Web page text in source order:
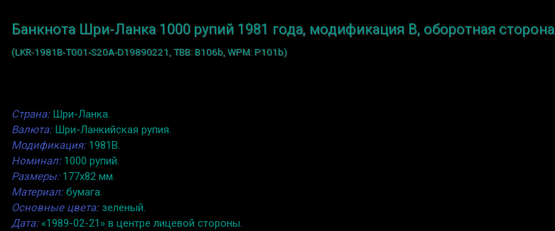
Банкнота Шри-Ланка 1000 рупий 1981 года, модификация B, оборотная сторона
(LKR-1981B-T001-S20A-D19890221, TBB: B106b, WPM: P101b)
Страна:Шри-Ланка.
Валюта:Шри-Ланкийская рупия.
Модификация:1981B.
Номинал:1000 рупий.
Размеры:177x82 мм.
Материал:бумага.
Основные цвета:зеленый.
Дата:«1989-02-21» в центре лицевой стороны.